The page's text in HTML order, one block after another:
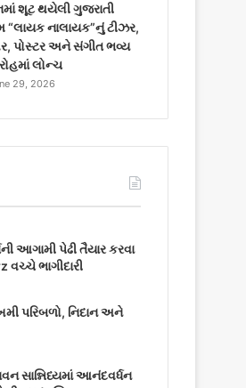
શૂટ થયેલી ગુજરાતી
“લાયક નાલાયક”નું ટીઝર,
પોસ્ટર અને સંગીત ભવ્ય
લોન્ચ
29, 2026
આગામી પેઢી તૈયાર કરવા
ભાગીદારી
પરિબળો, નિદાન અને
સાન્નિધ્યમાં આનંદવર્ધન